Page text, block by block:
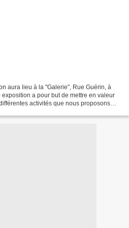
aura lieu à la "Galerie", Rue Guérin, à
a pour but de mettre en valeur
activités que nous proposons